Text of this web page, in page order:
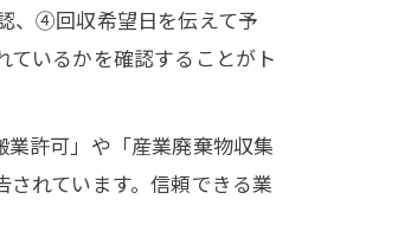
、④回収希望日を伝えて予
いるかを確認することがト
許可」や「産業廃棄物収集
れています。信頼できる業